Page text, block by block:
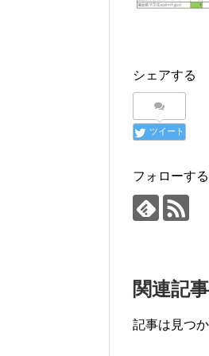
シェアする
ツイート
フォローする
関連記事
記事は見つ